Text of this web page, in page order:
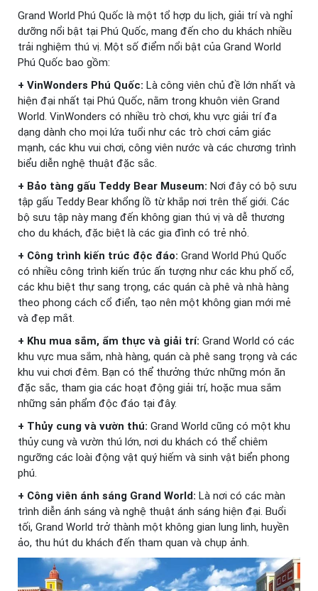
Grand World Phú Quốc là một tổ hợp du lịch, giải trí và nghỉ
dưỡng nổi bật tại Phú Quốc, mang đến cho du khách nhiều
trải nghiệm thú vị. Một số điểm nổi bật của Grand World
Phú Quốc bao gồm:
+ VinWonders Phú Quốc: Là công viên chủ đề lớn nhất và
hiện đại nhất tại Phú Quốc, nằm trong khuôn viên Grand
World. VinWonders có nhiều trò chơi, khu vực giải trí đa
dạng dành cho mọi lứa tuổi như các trò chơi cảm giác
mạnh, các khu vui chơi, công viên nước và các chương trình
biểu diễn nghệ thuật đặc sắc.
+ Bảo tàng gấu Teddy Bear Museum: Nơi đây có bộ sưu
tập gấu Teddy Bear khổng lồ từ khắp nơi trên thế giới. Các
bộ sưu tập này mang đến không gian thú vị và dễ thương
cho du khách, đặc biệt là các gia đình có trẻ nhỏ.
+ Công trình kiến trúc độc đáo: Grand World Phú Quốc
có nhiều công trình kiến trúc ấn tượng như các khu phố cổ,
các khu biệt thự sang trọng, các quán cà phê và nhà hàng
theo phong cách cổ điển, tạo nên một không gian mới mẻ
và đẹp mắt.
+ Khu mua sắm, ẩm thực và giải trí: Grand World có các
khu vực mua sắm, nhà hàng, quán cà phê sang trọng và các
khu vui chơi đêm. Bạn có thể thưởng thức những món ăn
đặc sắc, tham gia các hoạt động giải trí, hoặc mua sắm
những sản phẩm độc đáo tại đây.
+ Thủy cung và vườn thú: Grand World cũng có một khu
thủy cung và vườn thú lớn, nơi du khách có thể chiêm
ngưỡng các loài động vật quý hiếm và sinh vật biển phong
phú.
+ Công viên ánh sáng Grand World: Là nơi có các màn
trình diễn ánh sáng và nghệ thuật ánh sáng hiện đại. Buổi
tối, Grand World trở thành một không gian lung linh, huyền
ảo, thu hút du khách đến tham quan và chụp ảnh.